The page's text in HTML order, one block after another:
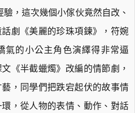
驗，這次幾個小傢伙竟然自改、
劇《美麗的珍珠項鍊》，符婉
氣的小公主角色演繹得非常逼
《半截蠟燭》改編的情節劇，
，同學們把跌宕起伏的故事情
，從人物的表情、動作、對話